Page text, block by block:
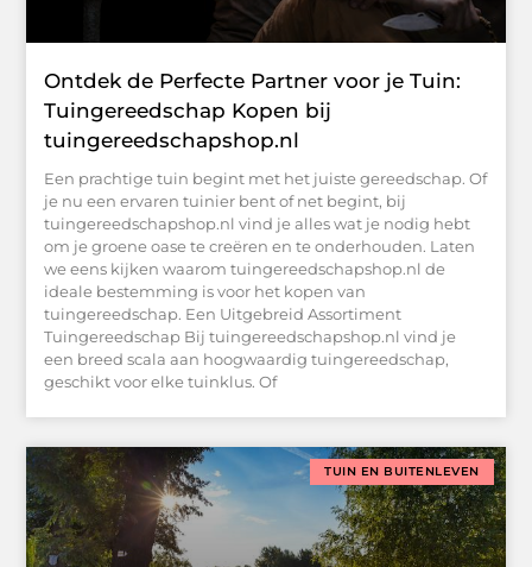
Ontdek de Perfecte Partner voor je Tuin:
Tuingereedschap Kopen bij
tuingereedschapshop.nl
Een prachtige tuin begint met het juiste gereedschap. Of
je nu een ervaren tuinier bent of net begint, bij
tuingereedschapshop.nl vind je alles wat je nodig hebt
om je groene oase te creëren en te onderhouden. Laten
we eens kijken waarom tuingereedschapshop.nl de
ideale bestemming is voor het kopen van
tuingereedschap. Een Uitgebreid Assortiment
Tuingereedschap Bij tuingereedschapshop.nl vind je
een breed scala aan hoogwaardig tuingereedschap,
geschikt voor elke tuinklus. Of
TUIN EN BUITENLEVEN